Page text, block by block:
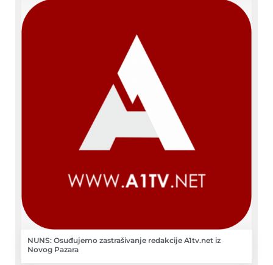
NUNS: Osuđujemo zastrašivanje redakcije A1tv.net iz
Novog Pazara